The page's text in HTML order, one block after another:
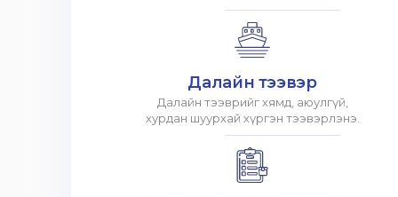
Далайн тээвэр
Далайн тээврийг хямд, аюулгүй,
хурдан шуурхай хүргэн тээвэрлэнэ.